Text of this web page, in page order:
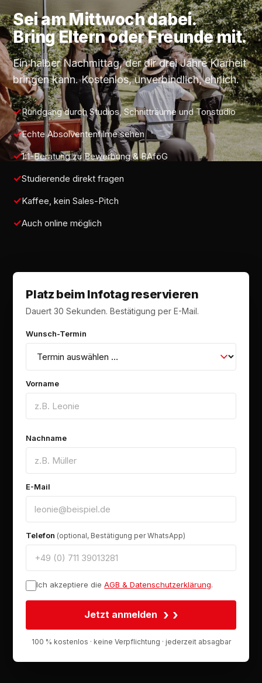
Sei amMittwochdabei.
Bring Eltern oder Freunde mit.
Ein halber Nachmittag, der dir drei Jahre Klarheit
bringen kann. Kostenlos, unverbindlich, ehrlich.
Rundgang durch Studios, Schnitträume und Tonstudio
Echte Absolventenfilme sehen
1:1-Beratung zu Bewerbung & BAföG
Studierende direkt fragen
Kaffee, kein Sales-Pitch
Auch online möglich
Platz beim Infotag reservieren
Dauert 30 Sekunden. Bestätigung per E-Mail.
Wunsch-Termin
Vorname
Nachname
E-Mail
Telefon (optional, Bestätigung per WhatsApp)
Ich akzeptiere die AGB & Datenschutzerklärung.
Jetzt anmelden ›
100 % kostenlos · keine Verpflichtung · jederzeit absagbar